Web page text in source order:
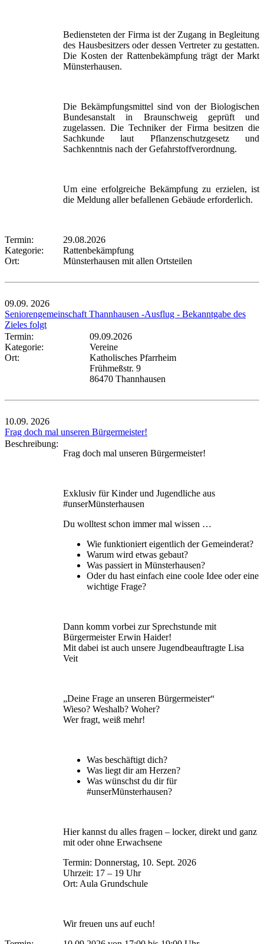
Bediensteten der Firma ist der Zugang in Begleitung
des Hausbesitzers oder dessen Vertreter zu gestatten.
Die Kosten der Rattenbekämpfung trägt der Markt
Münsterhausen.
Die Bekämpfungsmittel sind von der Biologischen
Bundesanstalt in Braunschweig geprüft und
zugelassen. Die Techniker der Firma besitzen die
Sachkunde laut Pflanzenschutzgesetz und
Sachkenntnis nach der Gefahrstoffverordnung.
Um eine erfolgreiche Bekämpfung zu erzielen, ist
die Meldung aller befallenen Gebäude erforderlich.
Termin:
29.08.2026
Kategorie:
Rattenbekämpfung
Ort:
Münsterhausen mit allen Ortsteilen
09.09. 2026
Seniorengemeinschaft Thannhausen -Ausflug - Bekanntgabe des
Zieles folgt
Termin:
09.09.2026
Kategorie:
Vereine
Ort:
Katholisches Pfarrheim
Frühmeßstr. 9
86470 Thannhausen
10.09. 2026
Frag doch mal unseren Bürgermeister!
Beschreibung:
Frag doch mal unseren Bürgermeister!
Exklusiv für Kinder und Jugendliche aus
#unserMünsterhausen
Du wolltest schon immer mal wissen …
Wie funktioniert eigentlich der Gemeinderat?
Warum wird etwas gebaut?
Was passiert in Münsterhausen?
Oder du hast einfach eine coole Idee oder eine
wichtige Frage?
Dann komm vorbei zur Sprechstunde mit
Bürgermeister Erwin Haider!
Mit dabei ist auch unsere Jugendbeauftragte Lisa
Veit
„Deine Frage an unseren Bürgermeister“
Wieso? Weshalb? Woher?
Wer fragt, weiß mehr!
Was beschäftigt dich?
Was liegt dir am Herzen?
Was wünschst du dir für
#unserMünsterhausen?
Hier kannst du alles fragen – locker, direkt und ganz
mit oder ohne Erwachsene
Termin: Donnerstag, 10. Sept. 2026
Uhrzeit: 17 – 19 Uhr
Ort: Aula Grundschule
Wir freuen uns auf euch!